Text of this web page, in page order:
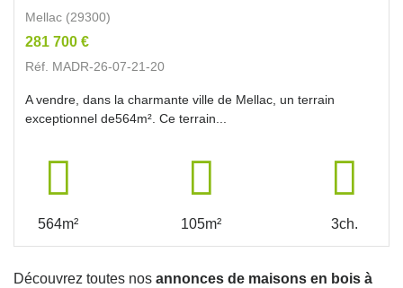
Mellac (29300)
281 700 €
Réf. MADR-26-07-21-20
A vendre, dans la charmante ville de Mellac, un terrain
exceptionnel de564m². Ce terrain...
564m² 105m² 3ch.
Découvrez toutes nos annonces de maisons en bois à